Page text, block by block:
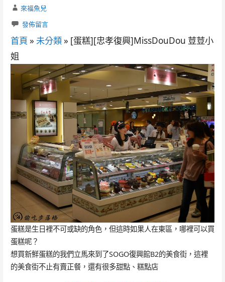
來福魚兒
發佈留言
首頁 » 未分類» [蛋糕][忠孝復興]MissDouDou 荳荳小
姐
蛋糕是生日裡不可或缺的角色，但這時如果人在東區，哪裡可以買
蛋糕呢？
想買新鮮蛋糕的我們立馬來到了SOGO復興館B2的美食街，這裡
的美食街不止有賣正餐，還有很多甜點、糕點店